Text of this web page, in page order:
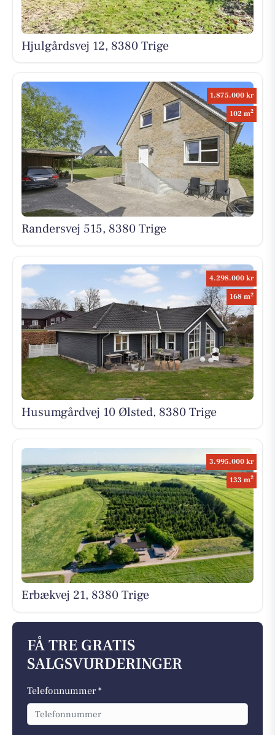
Hjulgårdsvej 12, 8380 Trige
1.875.000 kr
102 m2
Randersvej 515, 8380 Trige
4.298.000 kr
168 m2
Husumgårdvej 10 Ølsted, 8380 Trige
3.995.000 kr
133 m2
Erbækvej 21, 8380 Trige
FÅ TRE GRATIS
SALGSVURDERINGER
Telefonnummer *